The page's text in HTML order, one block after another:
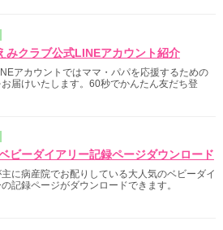
みクラブ公式LINEアカウント紹介
アカウントではママ・パパを応援するための
届けいたします。60秒でかんたん友だち登
ビーダイアリー記録ページダウンロード
に病産院でお配りしている大人気のベビーダイ
記録ページがダウンロードできます。